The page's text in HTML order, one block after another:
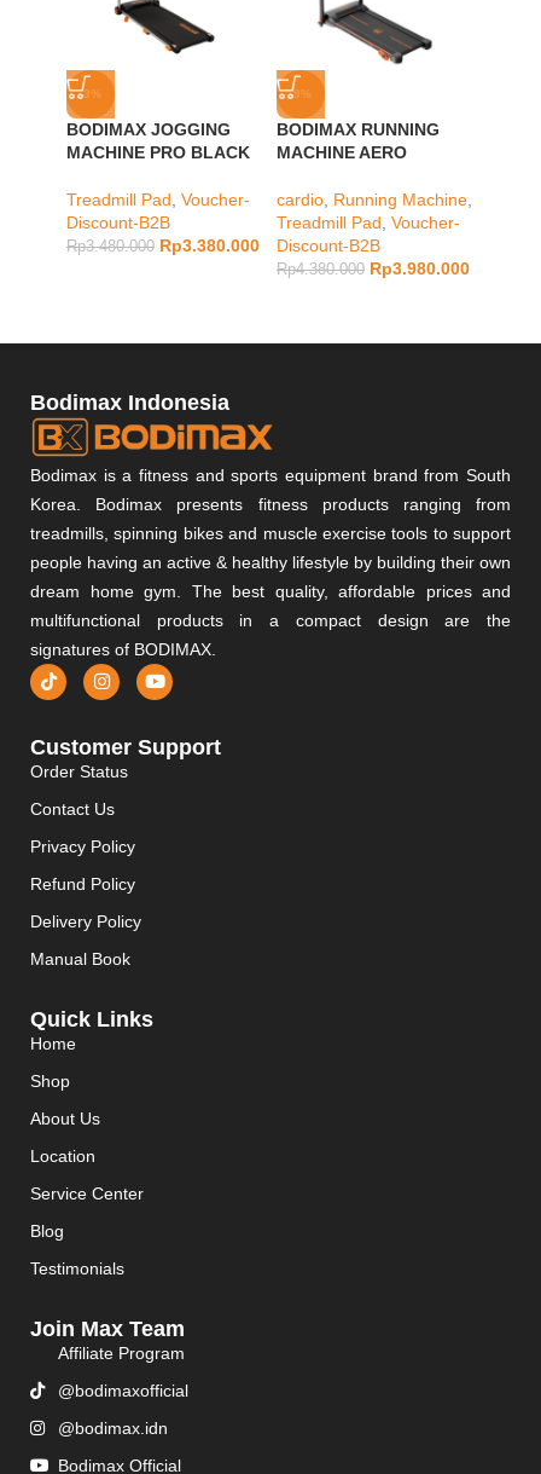
-3%
BODIMAX JOGGING
MACHINE PRO BLACK
Treadmill Pad, Voucher-
Discount-B2B
Rp3.480.000 Rp3.380.000
-9%
BODIMAX RUNNING
MACHINE AERO
cardio, Running Machine,
Treadmill Pad, Voucher-
Discount-B2B
Rp4.380.000 Rp3.980.000
Bodimax Indonesia
Bodimax is a fitness and sports equipment brand from South
Korea. Bodimax presents fitness products ranging from
treadmills, spinning bikes and muscle exercise tools to support
people having an active & healthy lifestyle by building their own
dream home gym. The best quality, affordable prices and
multifunctional products in a compact design are the
signatures of BODIMAX.
Customer Support
Order Status
Contact Us
Privacy Policy
Refund Policy
Delivery Policy
Manual Book
Quick Links
Home
Shop
About Us
Location
Service Center
Blog
Testimonials
Join Max Team
Affiliate Program
@bodimaxofficial
@bodimax.idn
Bodimax Official